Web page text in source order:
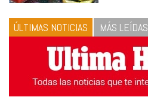
ÚLTIMAS NOTICIAS MÁS LEÍDAS